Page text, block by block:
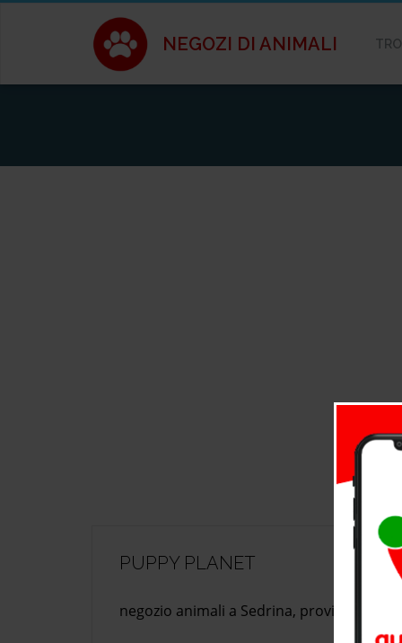
NEGOZI DI ANIMALI
PUPPY PLANET
negozio animali a Sedrina, provincia di